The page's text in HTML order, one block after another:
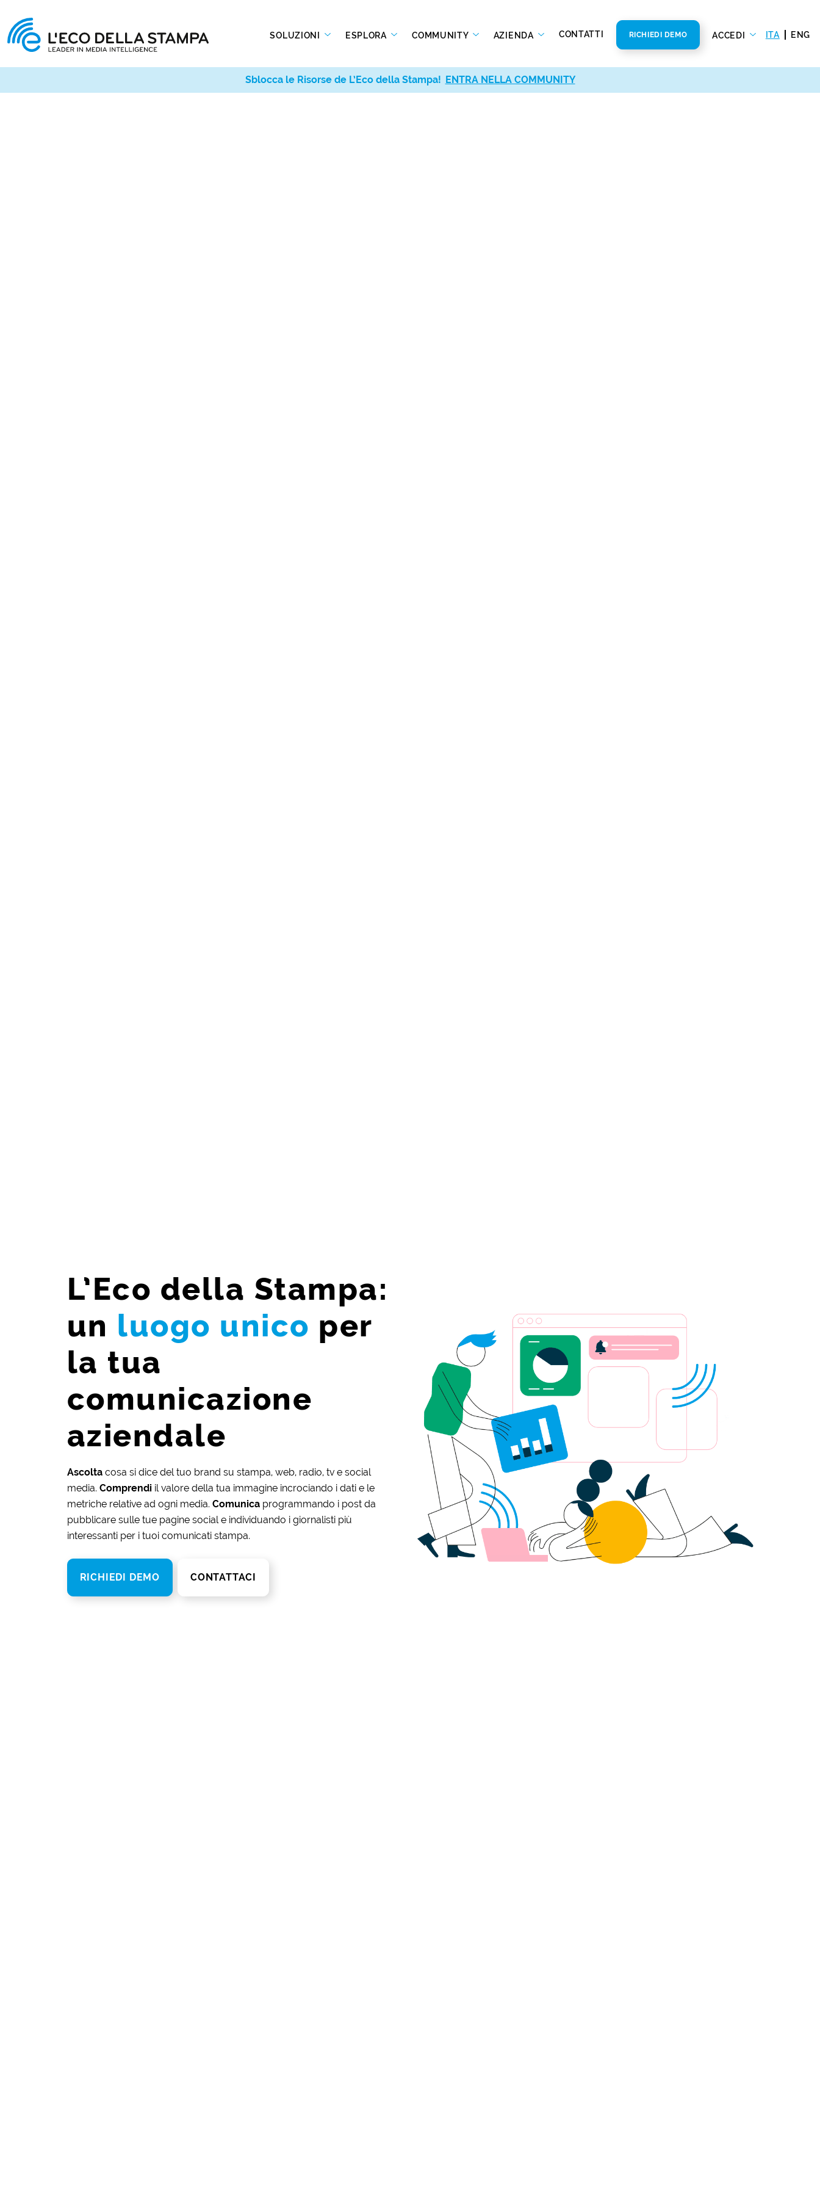
SOLUZIONI ESPLORA COMMUNITY AZIENDA CONTATTI RICHIEDI DEMO ACCEDI ITA ENG
L’Eco della Stampa:
un luogo unico per
la tua
comunicazione
aziendale
Ascolta cosa si dice del tuo brand su stampa, web, radio, tv e social
media. Comprendiil valore della tua immagine incrociando i dati e le
metriche relative ad ogni media. Comunicaprogrammando i post da
pubblicare sulle tue pagine social e individuando i giornalisti più
interessanti per i tuoi comunicati stampa.
RICHIEDI DEMO CONTATTACI
Sblocca le Risorse de L’Eco della Stampa! ENTRA NELLA COMMUNITY